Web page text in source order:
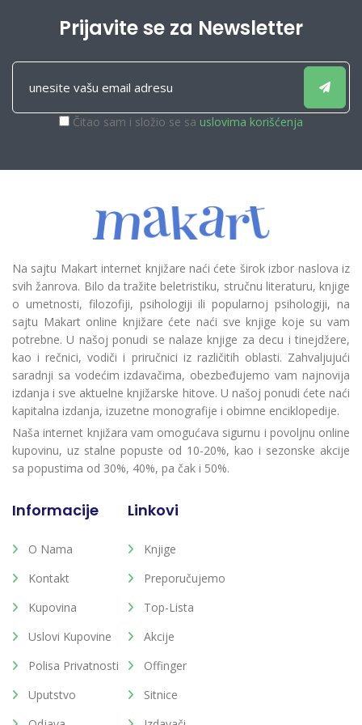
Prijavite se za Newsletter
Čitao sam i složio se sa uslovima korišćenja
Na sajtu Makart internet knjižare naći ćete širok izbor naslova iz
svih žanrova. Bilo da tražite beletristiku, stručnu literaturu, knjige
o umetnosti, filozofiji, psihologiji ili popularnoj psihologiji, na
sajtu Makart online knjižare ćete naći sve knjige koje su vam
potrebne. U našoj ponudi se nalaze knjige za decu i tinejdžere,
kao i rečnici, vodiči i priručnici iz različitih oblasti. Zahvaljujući
saradnji sa vodećim izdavačima, obezbeđujemo vam najnovija
izdanja i sve aktuelne knjižarske hitove. U našoj ponudi ćete naći
kapitalna izdanja, izuzetne monografije i obimne enciklopedije.
Naša internet knjižara vam omogućava sigurnu i povoljnu online
kupovinu, uz stalne popuste od 10-20%, kao i sezonske akcije
sa popustima od 30%, 40%, pa čak i 50%.
Informacije
O Nama
Kontakt
Kupovina
Uslovi Kupovine
Polisa Privatnosti
Uputstvo
Linkovi
Knjige
Preporučujemo
Top-Lista
Akcije
Offinger
Sitnice